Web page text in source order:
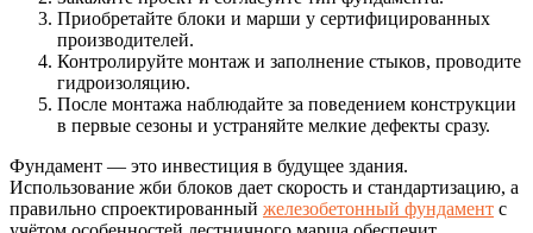
Приобретайте блоки и марши у сертифицированных
производителей.
Контролируйте монтаж и заполнение стыков, проводите
гидроизоляцию.
После монтажа наблюдайте за поведением конструкции
в первые сезоны и устраняйте мелкие дефекты сразу.
Фундамент — это инвестиция в будущее здания.
Использование жби блоков дает скорость и стандартизацию, а
правильно спроектированный железобетонный фундамент с